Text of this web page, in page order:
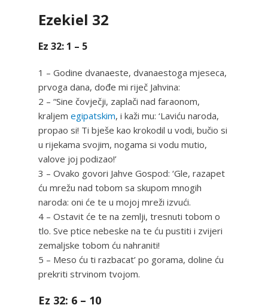
Ezekiel 32
Ez 32: 1 – 5
1 – Godine dvanaeste, dvanaestoga mjeseca,
prvoga dana, dođe mi riječ Jahvina:
2 – “Sine čovječji, zaplači nad faraonom,
kraljem egipatskim, i kaži mu: ‘Laviću naroda,
propao si! Ti bješe kao krokodil u vodi, bučio si
u rijekama svojim, nogama si vodu mutio,
valove joj podizao!’
3 – Ovako govori Jahve Gospod: ‘Gle, razapet
ću mrežu nad tobom sa skupom mnogih
naroda: oni će te u mojoj mreži izvući.
4 – Ostavit će te na zemlji, tresnuti tobom o
tlo. Sve ptice nebeske na te ću pustiti i zvijeri
zemaljske tobom ću nahraniti!
5 – Meso ću ti razbacat’ po gorama, doline ću
prekriti strvinom tvojom.
Ez 32: 6 – 10